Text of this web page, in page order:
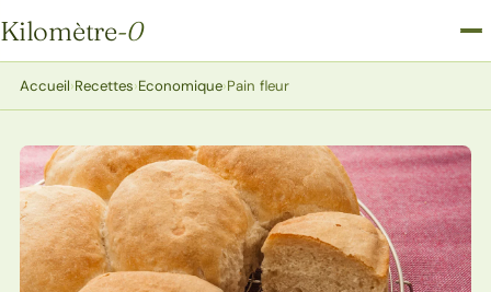
Kilomètre-0
Kilomètre-0
Accueil›Recettes›Economique›Pain fleur